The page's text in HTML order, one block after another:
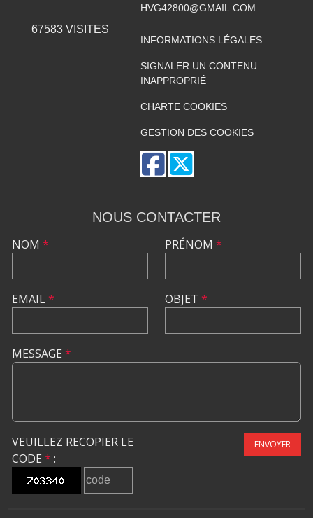
67583VISITES
HVG42800@GMAIL.COM
INFORMATIONS LÉGALES
SIGNALER UN CONTENU
INAPPROPRIÉ
CHARTE COOKIES
GESTION DES COOKIES
NOUS CONTACTER
NOM *
EMAIL*
PRÉNOM *
OBJET *
MESSAGE *
VEUILLEZ RECOPIER LE
CODE * :
ENVOYER